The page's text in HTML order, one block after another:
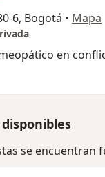
6, Bogotá • Mapa
se encuentran